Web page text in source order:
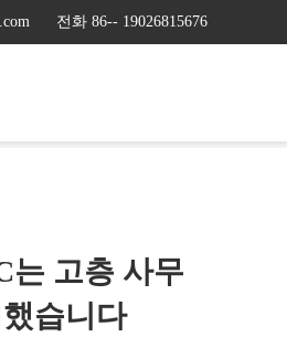
전화 86-- 19026815676
는 고층 사무
습니다